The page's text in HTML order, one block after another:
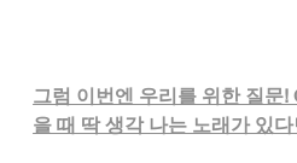
그럼 이번엔 우리를 위한 질문
을 때 딱 생각 나는 노래가 있